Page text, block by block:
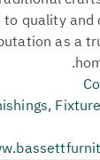
quality
as a